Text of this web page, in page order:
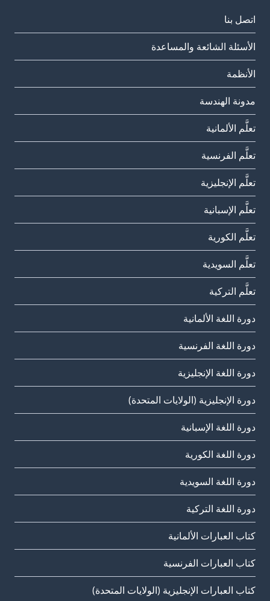
اتصل بنا
الأسئلة الشائعة والمساعدة
الأنظمة
مدونة الهندسة
تعلَّم الألمانية
تعلَّم الفرنسية
تعلَّم الإنجليزية
تعلَّم الإسبانية
تعلَّم الكورية
تعلَّم السويدية
تعلَّم التركية
دورة اللغة الألمانية
دورة اللغة الفرنسية
دورة اللغة الإنجليزية
دورة الإنجليزية (الولايات المتحدة)
دورة اللغة الإسبانية
دورة اللغة الكورية
دورة اللغة السويدية
دورة اللغة التركية
كتاب العبارات الألمانية
كتاب العبارات الفرنسية
كتاب العبارات الإنجليزية (الولايات المتحدة)